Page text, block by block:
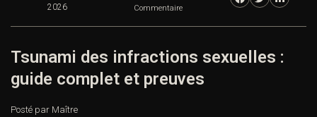
2026 Commentaire
Tsunami des infractions sexuelles :
guide complet et preuves
Posté par Maître